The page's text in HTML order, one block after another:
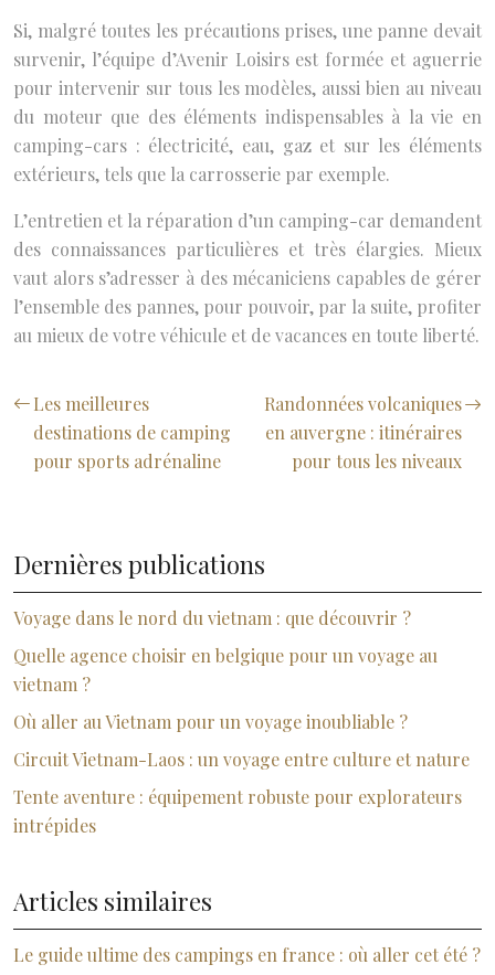
Si, malgré toutes les précautions prises, une panne devait
survenir, l’équipe d’Avenir Loisirs est formée et aguerrie
pour intervenir sur tous les modèles, aussi bien au niveau
du moteur que des éléments indispensables à la vie en
camping-cars : électricité, eau, gaz et sur les éléments
extérieurs, tels que la carrosserie par exemple.
L’entretien et la réparation d’un camping-car demandent
des connaissances particulières et très élargies. Mieux
vaut alors s’adresser à des mécaniciens capables de gérer
l’ensemble des pannes, pour pouvoir, par la suite, profiter
au mieux de votre véhicule et de vacances en toute liberté.
Les meilleures
destinations de camping
pour sports adrénaline
Randonnées volcaniques
en auvergne : itinéraires
pour tous les niveaux
Dernières publications
Voyage dans le nord du vietnam : que découvrir ?
Quelle agence choisir en belgique pour un voyage au
vietnam ?
Où aller au Vietnam pour un voyage inoubliable ?
Circuit Vietnam-Laos : un voyage entre culture et nature
Tente aventure : équipement robuste pour explorateurs
intrépides
Articles similaires
Le guide ultime des campings en france : où aller cet été ?